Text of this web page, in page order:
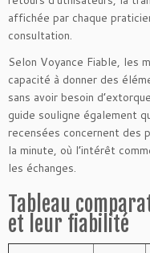
affichée par chaque
consultation.
Selon Voyance Fiable, les
capacité à donner des
sans avoir besoin
guide souligne également
recensées concernent des
la minute, où l’intérêt
les échanges.
Tableau
et leur fiabilité